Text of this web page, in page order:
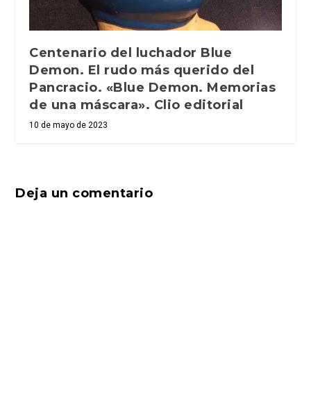
Centenario del luchador Blue
Demon. El rudo más querido del
Pancracio. «Blue Demon. Memorias
de una máscara». Clio editorial
10 de mayo de 2023
Deja un comentario